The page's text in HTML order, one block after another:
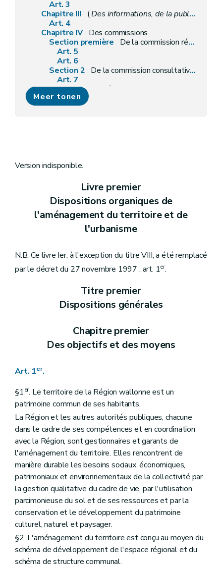
Art. 3
Chapitre III
(Des informations, de la publicité, des enquêtes publiques et des consultations
Art. 4
Chapitre IV Des commissions
Section première
De la commission régionale de l'aménagement du territoire
Art. 5
Art. 6
Section 2 De la commission consultative communale d'aménagement du territoire
Art. 7
Chapitre V Des délais relatifs aux permis et aux recours
Art. 8
Art. 9
Chapitre premier
Chapitre II Du schéma de structure communal
Art. 16
Art. 17
Des plans d'aménagement du territoire
Chapitre premier Des dispositions générales
Art. 19
Du plan de secteur
Section première Généralités
Art. 21
Art. 22
Art. 23
Section 3 (Destination et prescriptions générales des zones, tracés de réseaux d'infrastructures principales
Art. 24
Art. 28
Art. 29
Art. 30
Art. 31
Art. 31bis
Art. 32
Art. 33
Art. 34
Art. 34bis
Art. 35
Art. 36
Art. 37
Art. 38
Art. 39
Art. 39bis
Art. 40
Art. 41
Section 4 Procédure d'élaboration
Art. 42
Meer tonen
Version indisponible.
Livre premier
Dispositions organiques de
l'aménagement du territoire et de
l'urbanisme
N.B. Ce livre Ier, à l'exception du titre VIII, a été remplacé
par le décret du 27 novembre 1997 , art. 1er.
Titre premier
Dispositions générales
Chapitre premier
Des objectifs et des moyens
Art. 1er.
§1er. Le territoire de la Région wallonne est un
patrimoine commun de ses habitants.
La Région et les autres autorités publiques, chacune
dans le cadre de ses compétences et en coordination
avec la Région, sont gestionnaires et garants de
l'aménagement du territoire. Elles rencontrent de
manière durable les besoins sociaux, économiques,
patrimoniaux et environnementaux de la collectivité par
la gestion qualitative du cadre de vie, par l'utilisation
parcimonieuse du sol et de ses ressources et par la
conservation et le développement du patrimoine
culturel, naturel et paysager.
§2. L'aménagement du territoire est conçu au moyen du
schéma de développement de l'espace régional et du
schéma de structure communal.